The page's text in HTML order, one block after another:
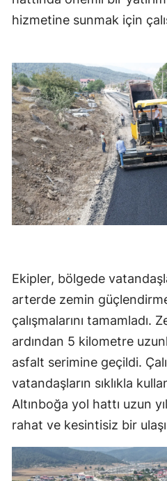
hizmetine sunmak için
Ekipler, bölgede
arterde zemin
çalışmalarını tamamladı.
ardından 5 kilometre
asfalt serimine geçildi.
vatandaşların sıklıkla
Altınboğa yol hattı uzun
rahat ve kesintisiz bir